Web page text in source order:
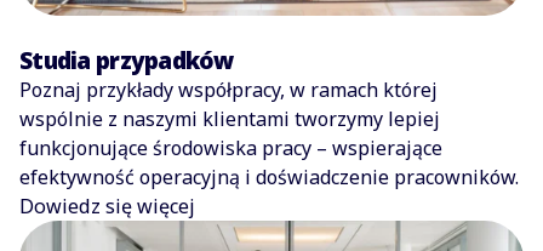
Studia przypadków
Poznaj przykłady współpracy, w ramach której
wspólnie z naszymi klientami tworzymy lepiej
funkcjonujące środowiska pracy – wspierające
efektywność operacyjną i doświadczenie pracowników.
Dowiedz się więcej